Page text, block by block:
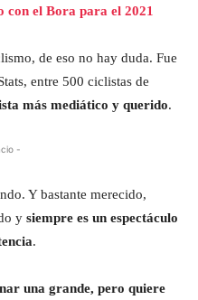
con el Bora para el 2021
de eso no hay duda. Fue
entre 500 ciclistas de
más mediático y querido.
-
Y bastante merecido,
y siempre es un espectáculo
.
una grande, pero quiere